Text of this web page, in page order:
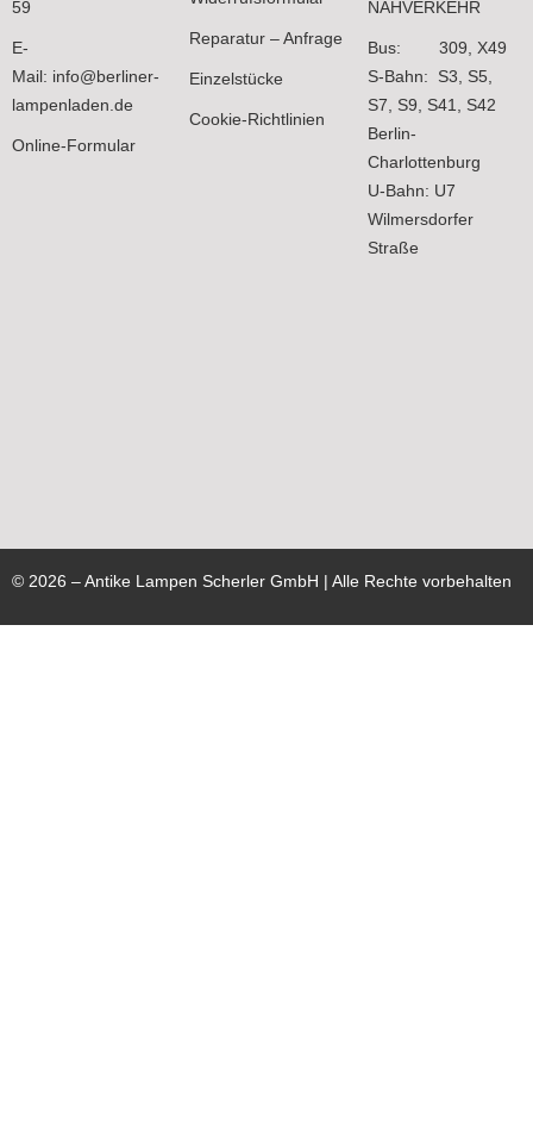
59
E-
Mail: info@berliner-
lampenladen.de
Online-Formular
Reparatur – Anfrage
Einzelstücke
Cookie-Richtlinien
NAHVERKEHR
Bus: 309, X49
S-Bahn: S3, S5,
S7, S9, S41, S42
Berlin-
Charlottenburg
U-Bahn: U7
Wilmersdorfer
Straße
© 2026 – Antike Lampen Scherler GmbH | Alle Rechte vorbehalten